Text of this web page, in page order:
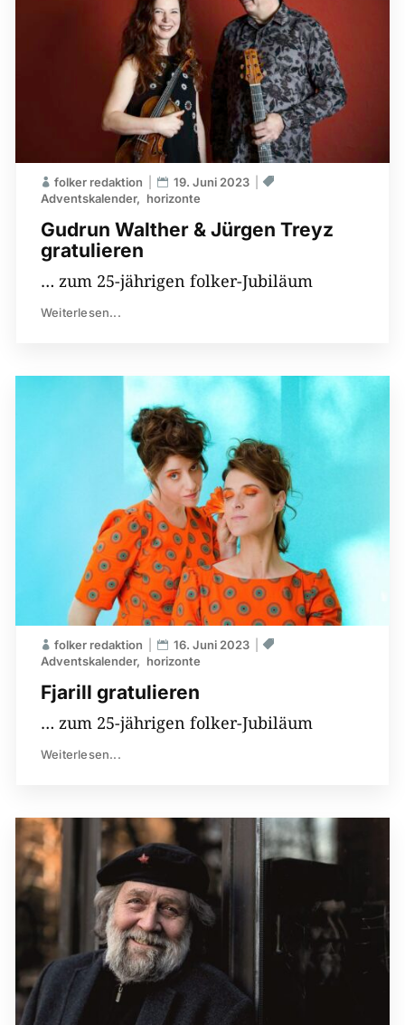
Gudrun Walther & Jürgen Treyz
gratulieren
folker redaktion
19. Juni 2023
Adventskalender
horizonte
… zum 25-jährigen folker-Jubiläum
Weiterlesen...
Fjarill gratulieren
folker redaktion
16. Juni 2023
Adventskalender
horizonte
… zum 25-jährigen folker-Jubiläum
Weiterlesen...